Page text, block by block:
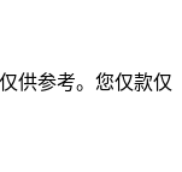
供参考。您仅款仅